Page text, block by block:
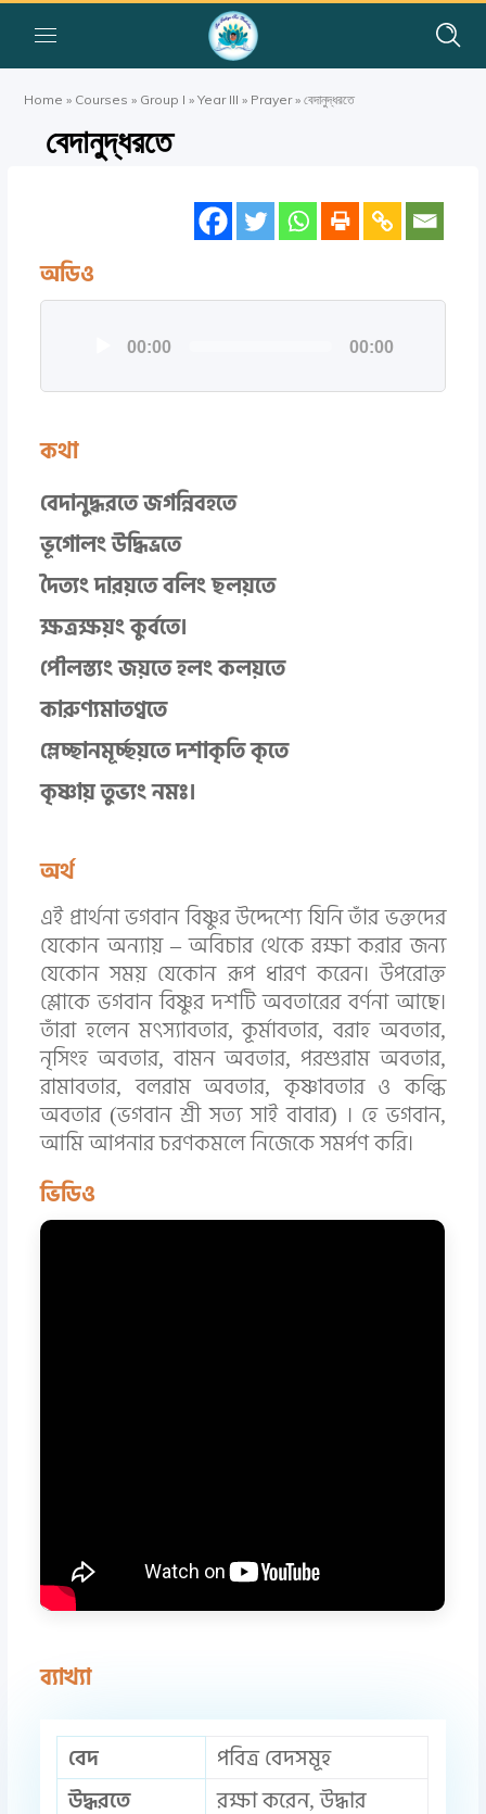
Home » Courses » Group I »Year III » Prayer»বেদানুদ্ধরতে
বেদানুদ্ধরতে
অডিও
00:00 00:00
কথা
বেদানুদ্ধরতে জগন্নিবহতে
ভূগোলং উদ্ধিভ্রতে
দৈত্যং দারয়তে বলিং ‌ছলয়তে
ক্ষত্রক্ষয়ং কুর্বতে।
পৌলস্ত্যং জয়তে হলং কলয়তে
কারুণ্যমাতণ্বতে
ম্লেচ্ছানমূর্চ্ছয়তে দশাকৃতি কৃতে
কৃষ্ণায় তুভ্যং নমঃ।
অর্থ
এই প্রার্থনা ভগবান‌ বিষ্ণুর উদ্দেশ্যে যিনি তাঁর ভক্তদের
যেকোন অন্যায় – অবিচার থেকে রক্ষা করার জন্য
যেকোন সময় যেকোন রূপ ধারণ করেন। উপরোক্ত
শ্লোকে ভগবান বিষ্ণুর দশটি অবতারের বর্ণনা আছে।
তাঁরা হলেন মৎস্যাবতার, কূর্মাবতার, বরাহ অবতার,
নৃসিংহ অবতার, বামন অবতার, পরশুরাম অবতার,
রামাবতার, বলরাম অবতার, কৃষ্ণাবতার ও কল্কি
অবতার (ভগবান শ্রী সত্য সাই বাবার) । হে ভগবান,
আমি আপনার চরণকমলে নিজেকে সমর্পণ করি।
ভিডিও
ব্যাখ্যা
বেদ
পবিত্র বেদসমূহ
উদ্ধরতে
রক্ষা করেন, উদ্ধার